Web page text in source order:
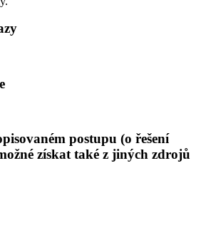
postupu (o řešení
získat také z jiných zdrojů